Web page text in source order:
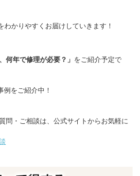
わかりやすくお届けしていきます！
何年で修理が必要？」 をご紹介予定で
をご紹介中！
問・ご相談は、公式サイトからお気軽に